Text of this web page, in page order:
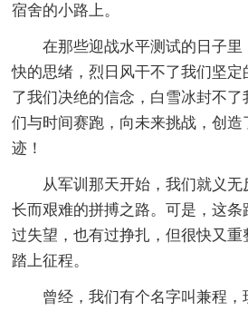
宿舍的小路上。
在那些迎战水平测试的日子
快的思绪，烈日风干不了我们坚
了我们决绝的信念，白雪冰封不
们与时间赛跑，向未来挑战，创造
迹！
从军训那天开始，我们就义
长而艰难的拼搏之路。可是，这
过失望，也有过挣扎，但很快又重
踏上征程。
曾经，我们有个名字叫兼程